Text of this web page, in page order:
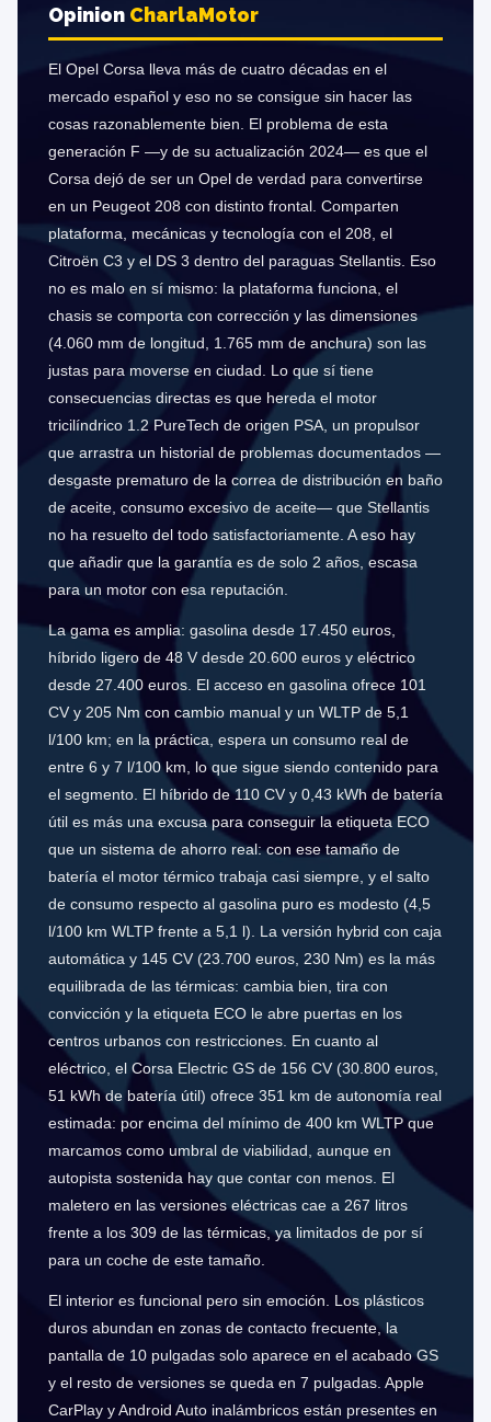
Opinion CharlaMotor
El Opel Corsa lleva más de cuatro décadas en el
mercado español y eso no se consigue sin hacer las
cosas razonablemente bien. El problema de esta
generación F —y de su actualización 2024— es que el
Corsa dejó de ser un Opel de verdad para convertirse
en un Peugeot 208 con distinto frontal. Comparten
plataforma, mecánicas y tecnología con el 208, el
Citroën C3 y el DS 3 dentro del paraguas Stellantis. Eso
no es malo en sí mismo: la plataforma funciona, el
chasis se comporta con corrección y las dimensiones
(4.060 mm de longitud, 1.765 mm de anchura) son las
justas para moverse en ciudad. Lo que sí tiene
consecuencias directas es que hereda el motor
tricilíndrico 1.2 PureTech de origen PSA, un propulsor
que arrastra un historial de problemas documentados —
desgaste prematuro de la correa de distribución en baño
de aceite, consumo excesivo de aceite— que Stellantis
no ha resuelto del todo satisfactoriamente. A eso hay
que añadir que la garantía es de solo 2 años, escasa
para un motor con esa reputación.
La gama es amplia: gasolina desde 17.450 euros,
híbrido ligero de 48 V desde 20.600 euros y eléctrico
desde 27.400 euros. El acceso en gasolina ofrece 101
CV y 205 Nm con cambio manual y un WLTP de 5,1
l/100 km; en la práctica, espera un consumo real de
entre 6 y 7 l/100 km, lo que sigue siendo contenido para
el segmento. El híbrido de 110 CV y 0,43 kWh de batería
útil es más una excusa para conseguir la etiqueta ECO
que un sistema de ahorro real: con ese tamaño de
batería el motor térmico trabaja casi siempre, y el salto
de consumo respecto al gasolina puro es modesto (4,5
l/100 km WLTP frente a 5,1 l). La versión hybrid con caja
automática y 145 CV (23.700 euros, 230 Nm) es la más
equilibrada de las térmicas: cambia bien, tira con
convicción y la etiqueta ECO le abre puertas en los
centros urbanos con restricciones. En cuanto al
eléctrico, el Corsa Electric GS de 156 CV (30.800 euros,
51 kWh de batería útil) ofrece 351 km de autonomía real
estimada: por encima del mínimo de 400 km WLTP que
marcamos como umbral de viabilidad, aunque en
autopista sostenida hay que contar con menos. El
maletero en las versiones eléctricas cae a 267 litros
frente a los 309 de las térmicas, ya limitados de por sí
para un coche de este tamaño.
El interior es funcional pero sin emoción. Los plásticos
duros abundan en zonas de contacto frecuente, la
pantalla de 10 pulgadas solo aparece en el acabado GS
y el resto de versiones se queda en 7 pulgadas. Apple
CarPlay y Android Auto inalámbricos están presentes en